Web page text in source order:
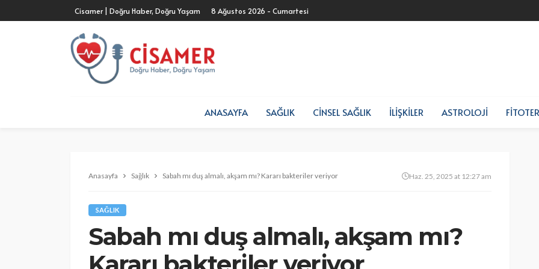
Cisamer | Doğru Haber, Doğru Yaşam 8 Ağustos 2026 - Cumartesi
ANASAYFA SAĞLIK CINSEL SAĞLIK İLIŞKILER ASTROLOJI
Anasayfa Sağlık Sabah mı duş almalı, akşam mı? Kararı bakteriler veriyor Haz. 25, 2025 at 12:27 am
SAĞLIK
Sabah mı duş almalı, akşam mı?